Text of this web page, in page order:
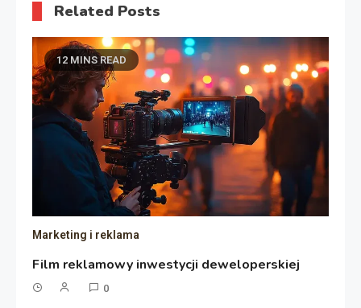
Related Posts
12 MINS READ
Marketing i reklama
Film reklamowy inwestycji deweloperskiej
0